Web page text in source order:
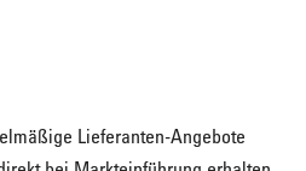
Lieferanten-Angebote